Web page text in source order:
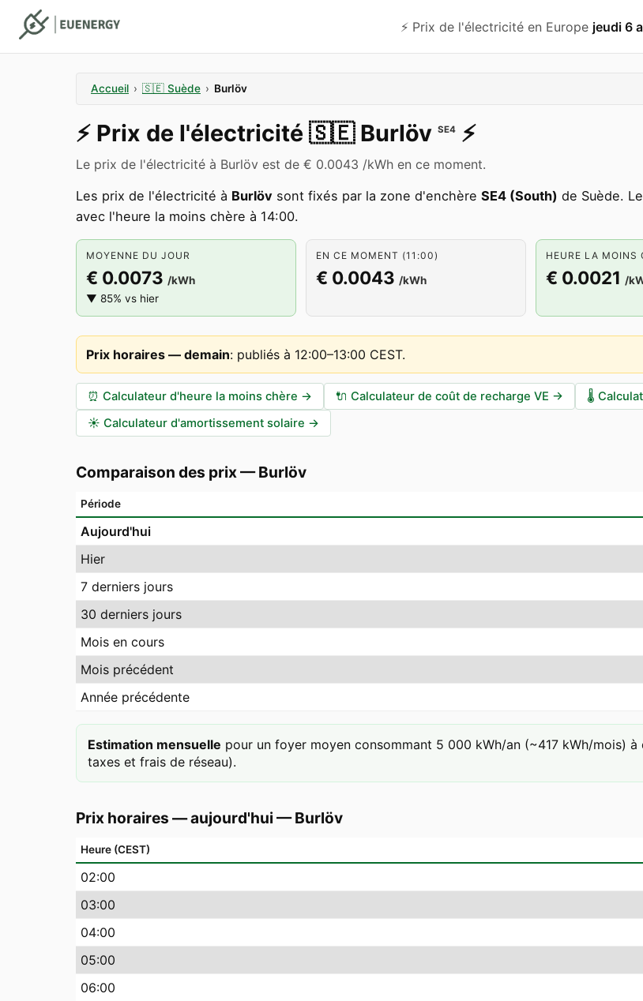
⚡️ Prix de l'électricité en Europe jeudi 6
Accueil › 🇸🇪 Suède › Burlöv
⚡️ Prix de l'électricité 🇸🇪 Burlöv SE4 ⚡️
Le prix de l'électricité à Burlöv est de € 0.0043 /kWh en ce moment.
Les prix de l'électricité à Burlöv sont fixés par la zone d'enchère SE4 (South) de Suède.
avec l'heure la moins chère à 14:00.
MOYENNE DU JOUR
€ 0.0073 /kWh
▼ 85% vs hier
EN CE MOMENT (11:00)
€ 0.0043 /kWh
HEURE LA MOINS
€ 0.0021 /
Prix horaires — demain: publiés à 12:00–13:00 CEST.
⏰ Calculateur d'heure la moins chère → 🔌 Calculateur de coût de recharge VE → 🌡️
☀️ Calculateur d'amortissement solaire →
Comparaison des prix—Burlöv
Période
Aujourd'hui
Hier
7 derniers jours
30 derniers jours
Mois en cours
Mois précédent
Année précédente
Estimation mensuelle pour un foyer moyen consommant 5 000 kWh/an (~417 kWh/mois)
taxes et frais de réseau).
Prix horaires — aujourd'hui —Burlöv
Heure (CEST)
02:00
03:00
04:00
05:00
06:00